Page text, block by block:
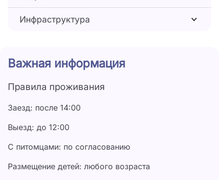
гости могут свободно могут посетить ближайшие
местные кафе и ресторанчики. Во дворе гостиницы
оборудован шезлонгами и навесами от солнца.
водо-моторными видами развлечений.
Инфраструктура
Важная информация
Правила проживания
Заезд: после 14:00
Выезд: до 12:00
С питомцами: по согласованию
Размещение детей: любого возраста